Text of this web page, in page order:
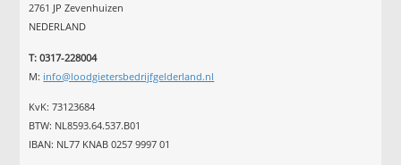
2761 JP Zevenhuizen
NEDERLAND
T: 0317-228004
M: info@loodgietersbedrijfgelderland.nl
KvK: 73123684
BTW: NL8593.64.537.B01
IBAN: NL77 KNAB 0257 9997 01